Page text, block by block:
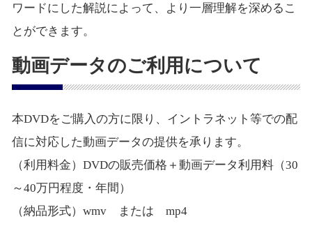
ワードにした解説によって、より一層理解を深めるこ
とができます。
動画データのご利用について
本DVDをご購入の方に限り、イントラネット等での配
信に対応した動画データの提供を承ります。
（利用料金）DVDの販売価格＋動画データ利用料（30
～40万円程度・年間）
（納品形式）wmv または mp4